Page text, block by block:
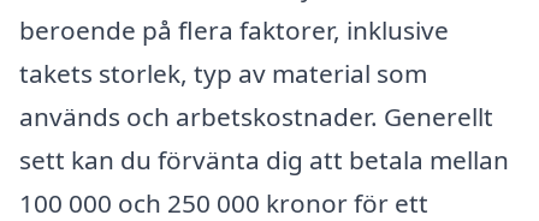
beroende på flera faktorer, inklusive
takets storlek, typ av material som
används och arbetskostnader. Generellt
sett kan du förvänta dig att betala mellan
100 000 och 250 000 kronor för ett